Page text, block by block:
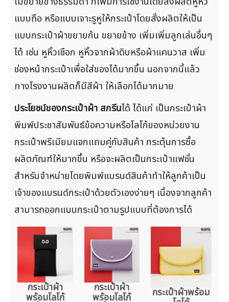
แบบถือ หรือแบบเจาะรูหูให้กระเป๋าโดยสั่งผลิตให้เป็น
แบบกระเป๋าผ้าขยายก้น ขยายข้าง เพิ่มเพิ่มลูกเล่นอื่นๆ
ได้ เช่น หูหิ้วเชือก หูหิ้วจากผ้าดิบหรือผ้าแคนวาส เพิ่ม
ช่องหน้ากระเป๋าเพื่อใส่ของได้มากขึ้น นอกจากนี้แล้ว
ทางโรงงานผลิตก็มีสีผ้า ให้เลือกได้มากมาย
ประโยชน์ของกระเป๋าผ้า สกรีนได้ ได้แก่ เป็นกระเป๋าผ้า
พิมพ์ประชาสัมพันธ์ข้อความหรือโลโก้ของหน่วยงาน
กระเป๋าพรีเมียมแจกแถมคู่กับสินค้า กระตุ้นการซื้อ
ผลิตภัณฑ์ให้มากขึ้น หรือจะผลิตเป็นกระเป๋าแฟชั่น
สำหรับจำหน่ายโดยพิมพ์แบรนด์สินค้าทำให้ลูกค้าเป็น
เจ้าของแบรนด์กระเป๋าด้วยตัวเองง่ายๆ เนื่องจากลูกค้า
สามารถออกแบบกระเป๋าตามรูปแบบที่ต้องการได้
กระเป๋าผ้า
พร้อมโลโก้
กระเป๋าผ้า
พร้อมโลโก้ กระเป๋าผ้าพร้อม